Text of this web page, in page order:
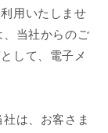
用いたしませ
当社からのご
して、電子メ
は、お客さま